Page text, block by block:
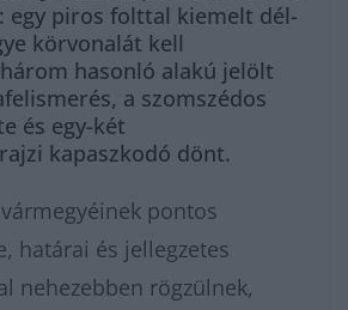
egy piros folttal kiemelt dél-
körvonalát kell
hasonló alakú jelölt
a szomszédos
és egy-két
kapaszkodó dönt.
pontos
határai és jellegzetes
nehezebben rögzülnek,